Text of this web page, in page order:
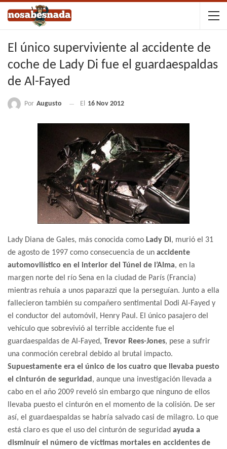
El único superviviente al accidente de
coche de Lady Di fue el guardaespaldas
de Al-Fayed
Por Augusto El 16 Nov 2012
Lady Diana de Gales, más conocida como Lady Di, murió el 31
de agosto de 1997 como consecuencia de un accidente
automovilístico en el interior del Túnel de l’Alma, en la
margen norte del río Sena en la ciudad de París (Francia)
mientras rehuía a unos paparazzi que la perseguían. Junto a ella
fallecieron también su compañero sentimental Dodi Al-Fayed y
el conductor del automóvil, Henry Paul. El único pasajero del
vehículo que sobrevivió al terrible accidente fue el
guardaespaldas de Al-Fayed, Trevor Rees-Jones, pese a sufrir
una conmoción cerebral debido al brutal impacto.
Supuestamente era el único de los cuatro que llevaba puesto
el cinturón de seguridad, aunque una investigación llevada a
cabo en el año 2009 reveló sin embargo que ninguno de ellos
llevaba puesto el cinturón en el momento de la colisión. De ser
así, el guardaespaldas se habría salvado casi de milagro. Lo que
está claro es que el uso del cinturón de seguridad ayuda a
disminuír el número de víctimas mortales en accidentes de